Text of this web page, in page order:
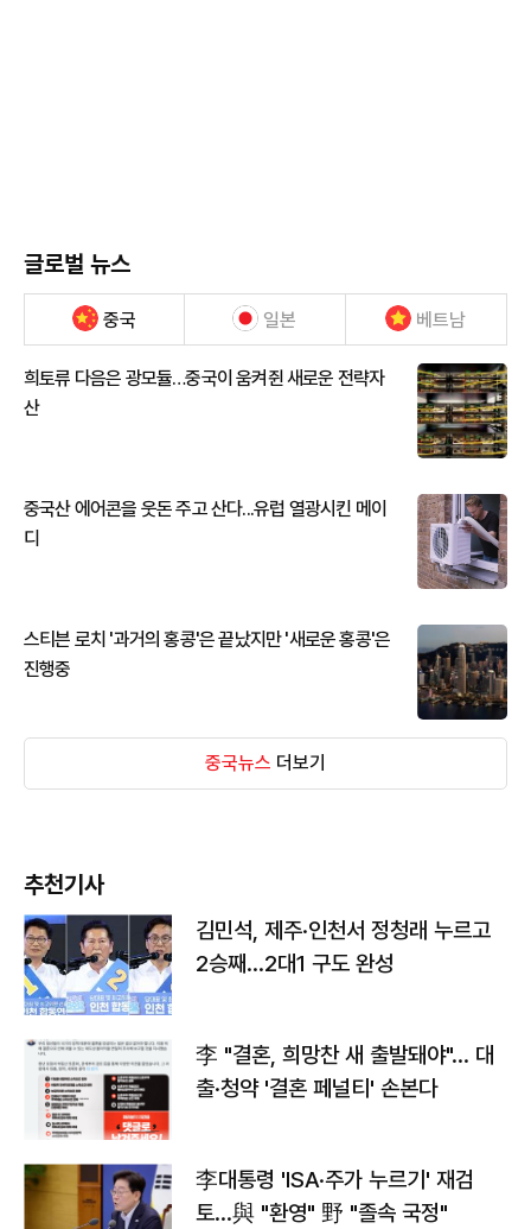
글로벌 뉴스
중국 일본 베트남
희토류 다음은 광모듈…중국이 움켜쥔 새로운 전략자
산
중국산 에어콘을 웃돈 주고 산다...유럽 열광시킨 메이
디
스티븐 로치 '과거의 홍콩'은 끝났지만 '새로운 홍콩'은
진행중
중국뉴스 더보기
추천기사
김민석, 제주·인천서 정청래 누르고
2승째…2대1 구도 완성
李 "결혼, 희망찬 새 출발돼야"… 대
출·청약 '결혼 페널티' 손본다
李대통령 'ISA·주가 누르기' 재검
토…與 "환영" 野 "졸속 국정"